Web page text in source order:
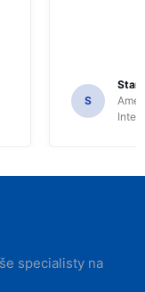
S
specialisty na